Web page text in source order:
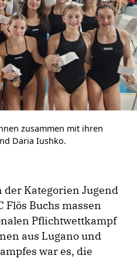
zusammen mit ihren
Daria Iushko.
Kategorien Jugend
Flös Buchs massen
Pflichtwettkampf
aus Lugano und
war es, die